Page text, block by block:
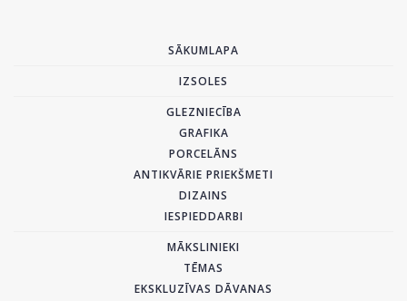
SĀKUMLAPA
IZSOLES
GLEZNIECĪBA
GRAFIKA
PORCELĀNS
ANTIKVĀRIE PRIEKŠMETI
DIZAINS
IESPIEDDARBI
MĀKSLINIEKI
TĒMAS
EKSKLUZĪVAS DĀVANAS